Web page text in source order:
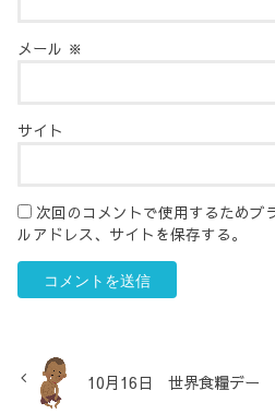
メール ※
サイト
次回のコメントで使用するためブ
ルアドレス、サイトを保存する。
10月16日 世界食糧デー